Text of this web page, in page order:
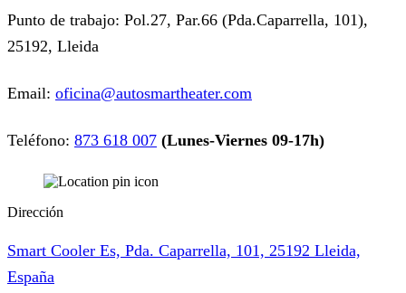
Punto de trabajo: Pol.27, Par.66 (Pda.Caparrella, 101),
25192, Lleida
Email: oficina@autosmartheater.com
Teléfono: 873 618 007 (Lunes-Viernes 09-17h)
Dirección
Smart Cooler Es, Pda. Caparrella, 101, 25192 Lleida,
España